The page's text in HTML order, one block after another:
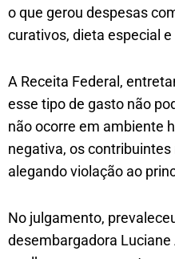
o que gerou despesas
curativos, dieta especial
A Receita Federal,
esse tipo de gasto não
não ocorre em ambiente
negativa, os
alegando violação ao
No julgamento,
desembargadora Luciane